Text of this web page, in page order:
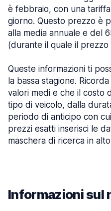
è febbraio, con una
giorno. Questo prezzo è
alla media annuale e del
(durante il quale il prezzo
Queste informazioni ti
la bassa stagione.
valori medi e che il costo
tipo di veicolo, dalla
periodo di anticipo con
prezzi esatti inserisci le
maschera di ricerca in
Informazioni sul